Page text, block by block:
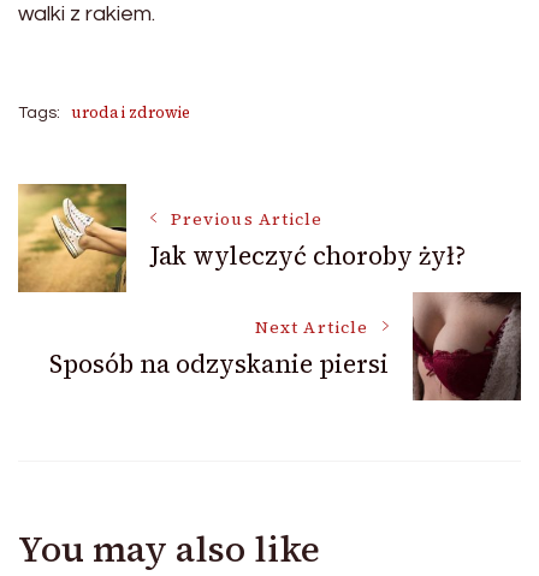
walki z rakiem.
Tags: uroda i zdrowie
Post
Navigation
Previous Article
Jak wyleczyć choroby żył?
Next Article
Sposób na odzyskanie piersi
You may also like